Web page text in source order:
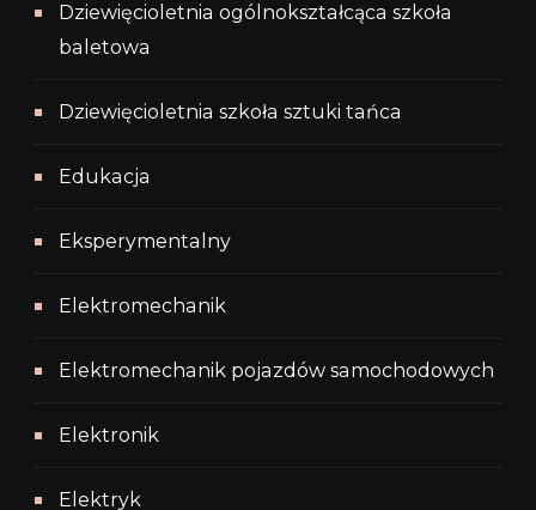
Dziewięcioletnia ogólnokształcąca szkoła
baletowa
Dziewięcioletnia szkoła sztuki tańca
Edukacja
Eksperymentalny
Elektromechanik
Elektromechanik pojazdów samochodowych
Elektronik
Elektryk